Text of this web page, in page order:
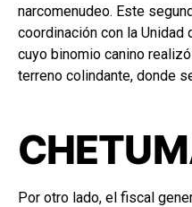
narcomenudeo. Este
coordinación con la
cuyo binomio canino
terreno colindante, donde
Por otro lado, el fiscal